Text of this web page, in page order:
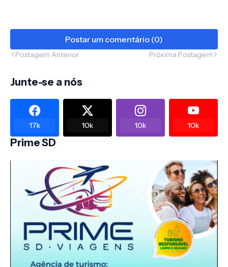
Postar um comentário (0)
Postagem Anterior Próxima Postagem
Junte-se a nós
17k 10k 10k 10k
Prime SD